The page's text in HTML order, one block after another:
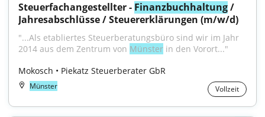
Steuerfachangestellter - Finanzbuchhaltung /
Jahresabschlüsse / Steuererklärungen (m/w/d)
"...Als etabliertes Steuerberatungsbüro sind wir im Jahr
2014 aus dem Zentrum von Münster in den Vorort..."
Mokosch • Piekatz Steuerberater GbR
Münster Vollzeit